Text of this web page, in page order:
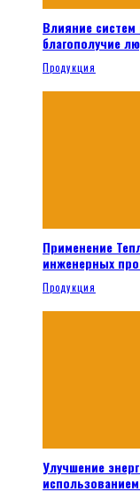
Влияние
благополучие
Продукция
Применение
инженерных
Продукция
Улучшение